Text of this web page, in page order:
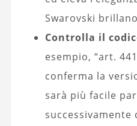
Swarovski
Controlla il
esempio, “art.
conferma la
sarà più facile